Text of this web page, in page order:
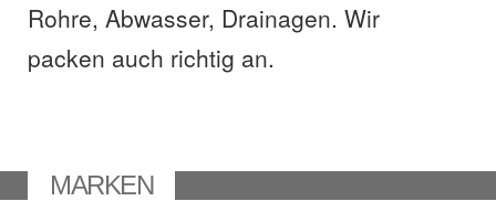
Rohre, Abwasser, Drainagen. Wir
packen auch richtig an.
MARKEN